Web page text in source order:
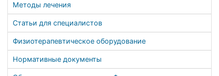
Методы лечения
Статьи для специалистов
Физиотерапевтическое оборудование
Нормативные документы